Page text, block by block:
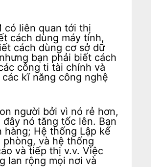
có liên quan tới thị
cách dùng máy tính,
cách dùng cơ sở dữ
bạn phải biết cách
công ti tài chính và
kĩ năng công nghệ
người bởi vì nó rẻ hơn,
nó tăng tốc lên. Bạn
hàng; Hệ thống Lập kế
phòng, và hệ thống
và tiếp thị v.v. Việc
lan rộng mọi nơi và